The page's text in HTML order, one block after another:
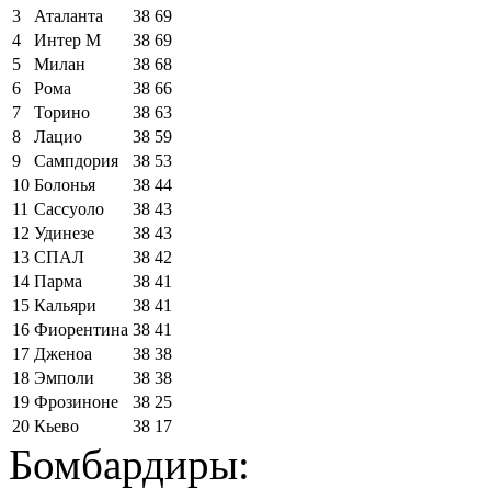
3
Аталанта 38 69
4
Интер М 38 69
5
Милан 38 68
6
Рома 38 66
7
Торино 38 63
8
Лацио 38 59
9
Сампдория 38 53
10 Болонья 38 44
11 Сассуоло 38 43
12 Удинезе 38 43
13 СПАЛ 38 42
14 Парма 38 41
15 Кальяри 38 41
16 Фиорентина 38 41
17 Дженоа 38 38
18 Эмполи 38 38
19 Фрозиноне 38 25
20 Кьево 38 17
Бомбардиры: